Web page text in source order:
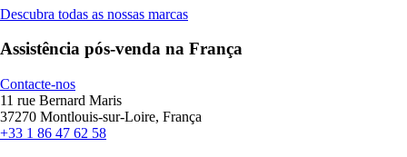
Descubra todas as nossas marcas
Assistência pós-venda na França
Contacte-nos
11 rue Bernard Maris
37270 Montlouis-sur-Loire, França
+33 1 86 47 62 58